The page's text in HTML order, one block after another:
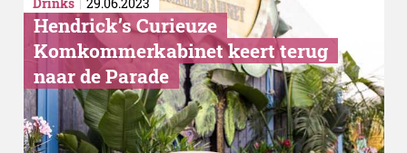
Hendrick’s Curieuze
Komkommerkabinet keert terug
naar de Parade